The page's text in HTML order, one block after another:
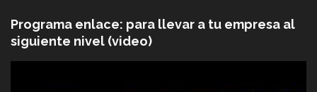
Programa enlace: para llevar a tu empresa al
siguiente nivel (video)